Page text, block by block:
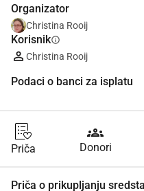
Organizator
Christina Rooij
Korisnikinfo
Christina Rooij
Podaci o banci za isplatu
Priča
groups
Donori
Priča o prikupljanju